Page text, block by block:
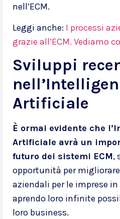
nell’ECM.
Leggi anche: I processi
grazie all’ECM. Vediamo
Sviluppi
Artificiale
È ormai evidente che
Artificiale avrà un
futuro dei sistemi ECM,
opportunità per
aziendali per le imprese
aprendo loro infinite
loro business.